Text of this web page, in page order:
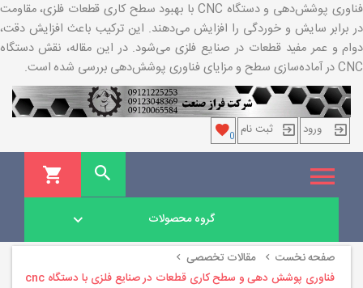
فناوری پوشش‌دهی و دستگاه CNC با بهبود سطح کاری قطعات فلزی، مقاومت
در برابر سایش و خوردگی را افزایش می‌دهند. این ترکیب باعث افزایش دقت،
دوام و عمر مفید قطعات در صنایع فلزی می‌شود. در این مقاله، نقش دستگاه
CNC در آماده‌سازی سطح و مزایای فناوری پوشش‌دهی بررسی شده است.
ورود ثبت نام 0
گروه محصولات
صفحه نخست
مقالات تخصصی
فناوری پوشش دهی و سطح کاری قطعات در صنایع فلزی با دستگاه cnc